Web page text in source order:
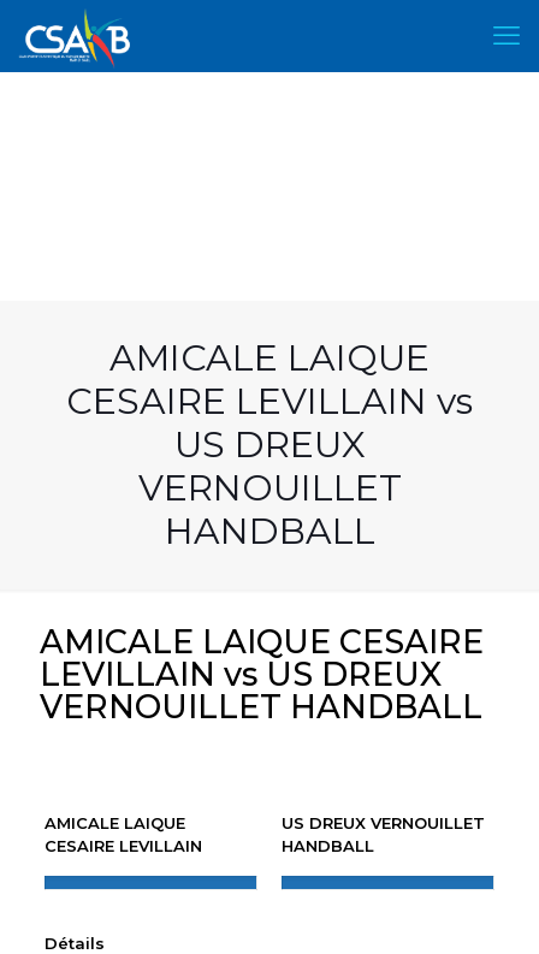
AMICALE LAIQUE
CESAIRE LEVILLAIN vs
US DREUX
VERNOUILLET
HANDBALL
AMICALE LAIQUE CESAIRE
LEVILLAIN vs US DREUX
VERNOUILLET HANDBALL
AMICALE LAIQUE
CESAIRE LEVILLAIN
US DREUX VERNOUILLET
HANDBALL
Détails